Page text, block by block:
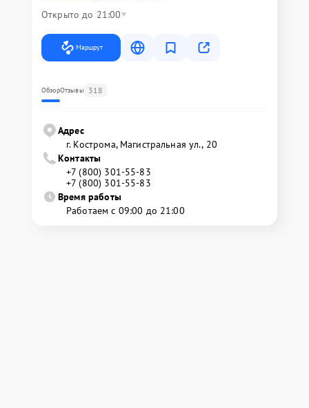
Открыто до 21:00
Маршрут
ОбзорОтзывы 318
Адрес
г. Кострома, Магистральная ул., 20
Контакты
+7 (800) 301-55-83
+7 (800) 301-55-83
Время работы
Работаем с 09:00 до 21:00